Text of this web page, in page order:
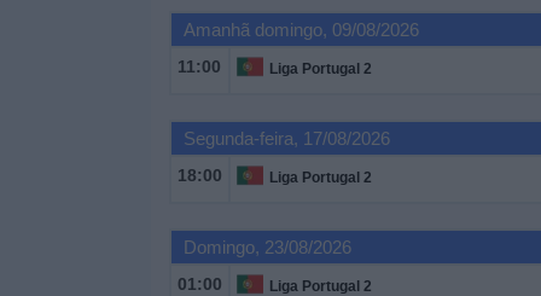
Amanhã domingo, 09/08/2026
11:00 Liga Portugal 2
Segunda-feira, 17/08/2026
18:00 Liga Portugal 2
Domingo, 23/08/2026
01:00 Liga Portugal 2